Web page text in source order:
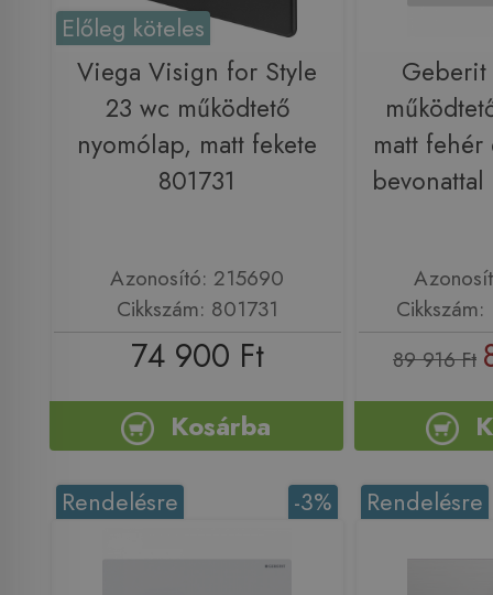
Előleg köteles
Viega Visign for Style
23 wc működtető
nyomólap, matt fekete
801731
Azonosító: 215690
Cikkszám: 801731
74 900 Ft
Kosárba
matt fehér
89 916 Ft
-3%
Rendelésre Rendelésre